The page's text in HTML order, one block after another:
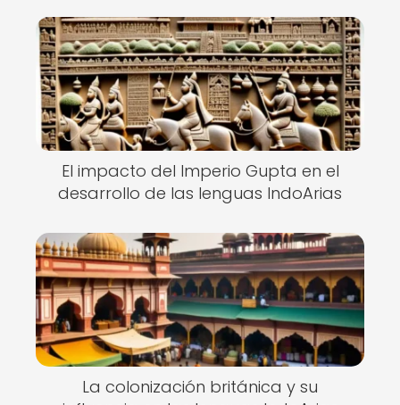
El impacto del Imperio Gupta en el
desarrollo de las lenguas IndoArias
La colonización británica y su